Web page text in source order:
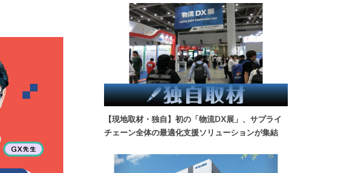
【現地取材・独自】初の「物流DX展」、サプライ
チェーン全体の最適化支援ソリューションが集結